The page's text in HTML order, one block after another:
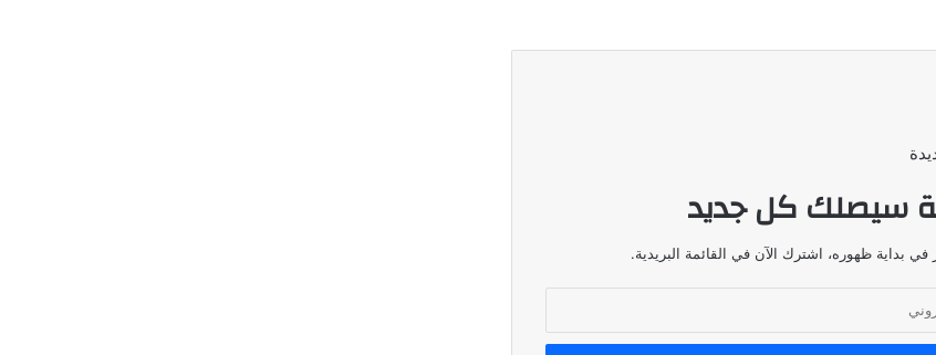
سيصلك كل جديد
بداية ظهوره، اشترك الآن في القائمة البريدية.